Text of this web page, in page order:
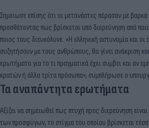
Σημειωσε επίσης ότι οι μετανάστες πέρασαν με
προσθέτοντας πως βρίσκεται υπό διερεύνηση από
ποιος τους διευκόλυνε. «Η ελληνική αστυνομία και
συζητήσουν με τους ανθρώπους, θα γίνει ανάκριση
ερωτήματα για το τι πραγματικά έχει συμβει και αν
κρατών ή άλλα τρίτα πρόσωπα», συμπλήρωσε ο
Τα αναπάντητα ερωτήματα
Αξίζει να σημειωθεί πως πτυχή προς διερεύνηση
των προσφύγων, το στίγμα του οποίου βρίσκεται